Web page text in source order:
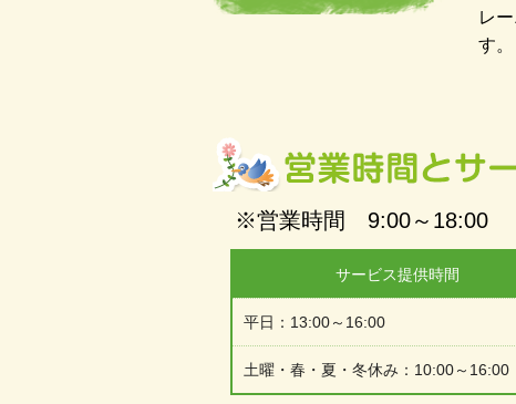
レ
す。
※営業時間 9:00～18:00
サービス提供時間
平日：13:00～16:00
土曜・春・夏・冬休み：10:00～16:00